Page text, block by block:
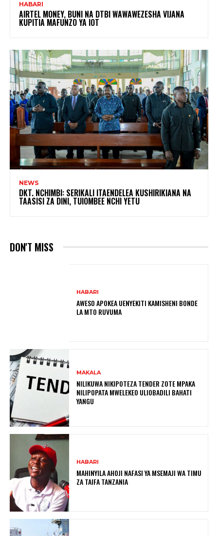
HABARI
AIRTEL MONEY, BUNI NA DTBI WAWAWEZESHA VIJANA
KUPITIA MAFUNZO YA IOT
NEWS
DKT. NCHIMBI: SERIKALI ITAENDELEA KUSHIRIKIANA NA
TAASISI ZA DINI, TUIOMBEE NCHI YETU
DON'T MISS
HABARI
AWESO APOKEA UENYEKITI KAMISHENI BONDE
LA MTO RUVUMA
MAKALA
NILIKUWA NIKIPOTEZA TENDER ZOTE MPAKA
NILIPOPATA MWELEKEO ULIOBADILI BAHATI
YANGU
HABARI
MAHINYILA AHOJI NAFASI YA MSEMAJI WA TIMU
ZA TAIFA TANZANIA